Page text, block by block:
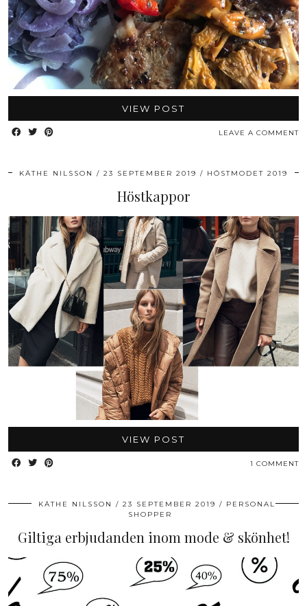
VIEW POST
LEAVE A COMMENT
KÄTHE NILSSON 23 SEPTEMBER 2019 HÖSTMODET 2019
Höstkappor
VIEW POST
1 COMMENT
KÄTHE NILSSON 23 SEPTEMBER 2019
PERSONAL
SHOPPER
Giltiga erbjudanden inom mode & skönhet!